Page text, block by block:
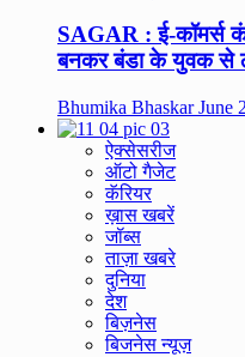
SAGAR : ई-कॉमर्स
बनकर बंडा के युवक से
Bhumika BhaskarJune
ऐक्सेसरीज
ऑटो गैजेट
कॅरियर
ख़ास खबरें
जॉब्स
ताज़ा खबरे
दुनिया
देश
बिज़नेस
बिजनेस न्यूज़